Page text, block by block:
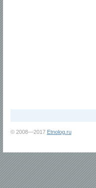
© 2008—2017 Etnolog.ru